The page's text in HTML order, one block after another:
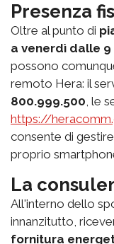
Presenza
Oltre al punto di
a venerdì dalle 9
possono
remoto Hera: il
800.999.500, le
https://
consente di
proprio
La
All'interno dello
innanzitutto,
fornitura